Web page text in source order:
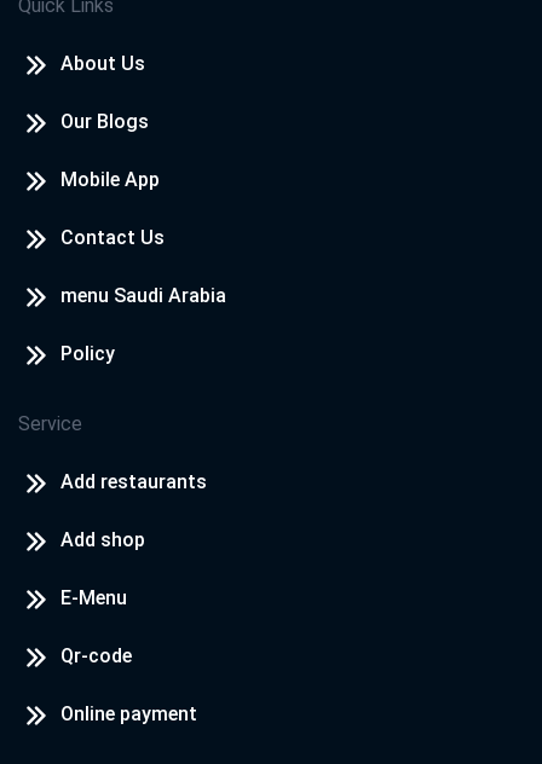
Quick Links
About Us
Our Blogs
Mobile App
Contact Us
menu Saudi Arabia
Policy
Service
Add restaurants
Add shop
E-Menu
Qr-code
Online payment